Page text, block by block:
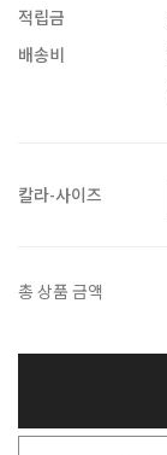
적립금
배송비
칼라-사이즈
총 상품 금액